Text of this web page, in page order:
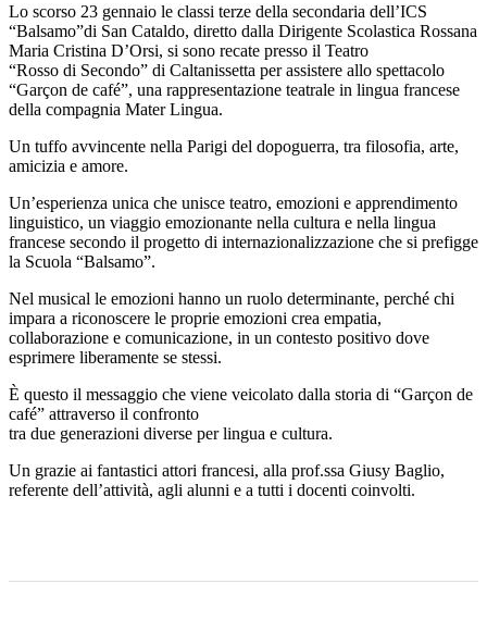
Lo scorso 23 gennaio le classi terze della secondaria dell’ICS
“Balsamo”di San Cataldo, diretto dalla Dirigente Scolastica Rossana
Maria Cristina D’Orsi, si sono recate presso il Teatro
“Rosso di Secondo” di Caltanissetta per assistere allo spettacolo
“Garçon de café”, una rappresentazione teatrale in lingua francese
della compagnia Mater Lingua.
Un tuffo avvincente nella Parigi del dopoguerra, tra filosofia, arte,
amicizia e amore.
Un’esperienza unica che unisce teatro, emozioni e apprendimento
linguistico, un viaggio emozionante nella cultura e nella lingua
francese secondo il progetto di internazionalizzazione che si prefigge
la Scuola “Balsamo”.
Nel musical le emozioni hanno un ruolo determinante, perché chi
impara a riconoscere le proprie emozioni crea empatia,
collaborazione e comunicazione, in un contesto positivo dove
esprimere liberamente se stessi.
È questo il messaggio che viene veicolato dalla storia di “Garçon de
café” attraverso il confronto
tra due generazioni diverse per lingua e cultura.
Un grazie ai fantastici attori francesi, alla prof.ssa Giusy Baglio,
referente dell’attività, agli alunni e a tutti i docenti coinvolti.